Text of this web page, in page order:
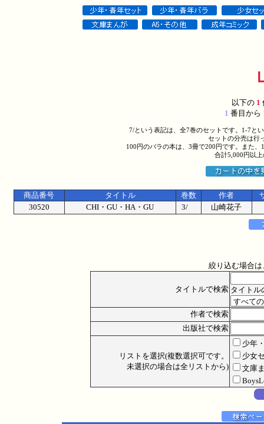
以下の1
1 番目から
7/という表記は、全7巻のセットです。1-7と
セットの分売は行
100円のバラの本は、3冊で200円です。また
合計5,000円以
商品番号 タイトル 巻数 作者
30520
CHI・GU・HA・GU 3/ 山崎花子
絞り込む場合
タイトルで検索 タイトル
作者で検索
出版社で検索
リストを選択(複数選択可です。
未選択の場合は全リストから)
少年
少女
文庫